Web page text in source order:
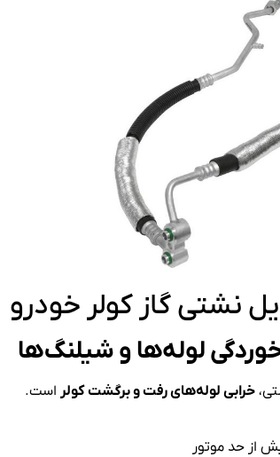
نشتی گاز کولر خودرو
لوله‌ها و شیلنگ‌ها
خرابی لوله‌های رفت و برگشت کولر است.
از حد موتور